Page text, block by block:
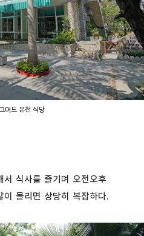
머드 온천 식당
식사를 즐기며 오전오후
이 몰리면 상당히 복잡하다.